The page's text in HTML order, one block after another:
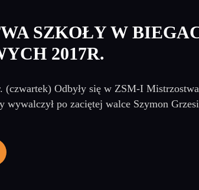
SZKOŁY W
2017R.
(czwartek) Odbyły się w ZSM-I
wywalczył po zaciętej walce Szymon